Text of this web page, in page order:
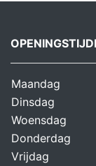
Maandag
Dinsdag
Woensdag
Donderdag
Vrijdag